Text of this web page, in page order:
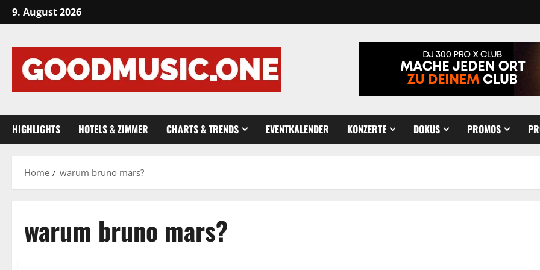
Skip
to
9. August 2026
HIGHLIGHTS HOTELS & ZIMMER CHARTS & TRENDS EVENTKALENDER KONZERTE DOKUS PROMOS
Home warum bruno mars?
warum bruno mars?